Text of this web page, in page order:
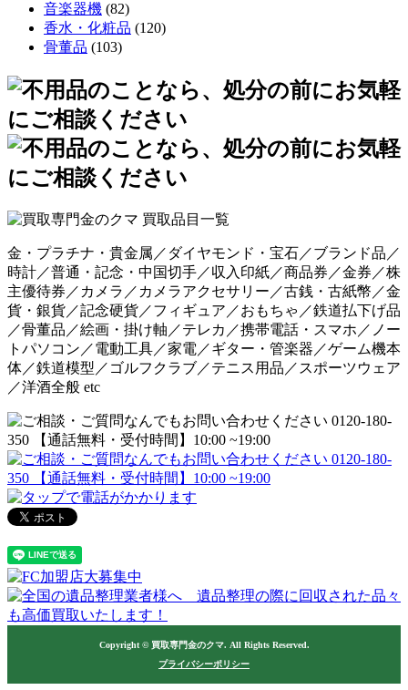
音楽器機 (82)
香水・化粧品 (120)
骨董品 (103)
金・プラチナ・貴金属／ダイヤモンド・宝石／ブランド品／
時計／普通・記念・中国切手／収入印紙／商品券／金券／株
主優待券／カメラ／カメラアクセサリー／古銭・古紙幣／金
貨・銀貨／記念硬貨／フィギュア／おもちゃ／鉄道払下げ品
／骨董品／絵画・掛け軸／テレカ／携帯電話・スマホ／ノー
トパソコン／電動工具／家電／ギター・管楽器／ゲーム機本
体／鉄道模型／ゴルフクラブ／テニス用品／スポーツウェア
／洋酒全般 etc
Copyright © 買取専門金のクマ. All Rights Reserved.
プライバシーポリシー